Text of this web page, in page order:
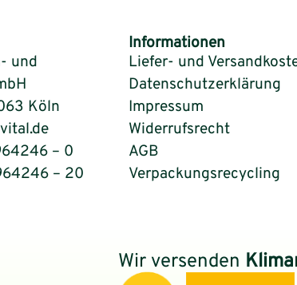
und
Köln
– 0
– 20
Informationen
Liefer- und
Datenschutzerklärung
Impressum
Widerrufsrecht
AGB
Verpackungsrecycling
Wir versenden